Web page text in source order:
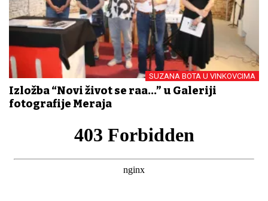
SUZANA BOTA U VINKOVCIMA
Izložba “Novi život se rađa...” u Galeriji
fotografije Meraja